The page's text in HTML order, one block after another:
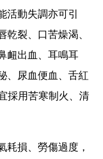
活動失調亦可引
裂、口苦燥渴、
衄出血、耳鳴耳
、尿血便血、舌紅
採用苦寒制火、清
耗損、勞傷過度，